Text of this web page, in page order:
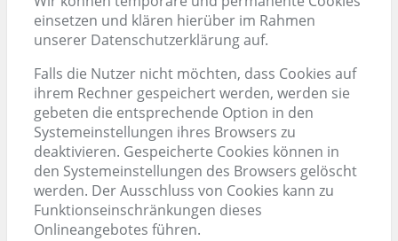
einsetzen und klären hierüber im Rahmen
unserer Datenschutzerklärung auf.
Falls die Nutzer nicht möchten, dass Cookies auf
ihrem Rechner gespeichert werden, werden sie
gebeten die entsprechende Option in den
Systemeinstellungen ihres Browsers zu
deaktivieren. Gespeicherte Cookies können in
den Systemeinstellungen des Browsers gelöscht
werden. Der Ausschluss von Cookies kann zu
Funktionseinschränkungen dieses
Onlineangebotes führen.